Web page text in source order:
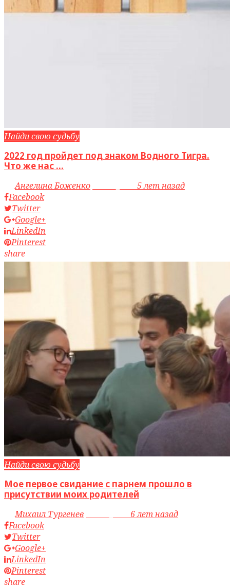
Найди свою судьбу
2022 год пройдет под знаком Водного Тигра.
Что же нас ...
byАнгелина Боженко
5 лет назад
Facebook
Twitter
Google+
LinkedIn
Pinterest
share
Найди свою судьбу
Мое первое свидание с парнем прошло в
присутствии моих родителей
byМихаил Тургенев
6 лет назад
Facebook
Twitter
Google+
LinkedIn
Pinterest
share